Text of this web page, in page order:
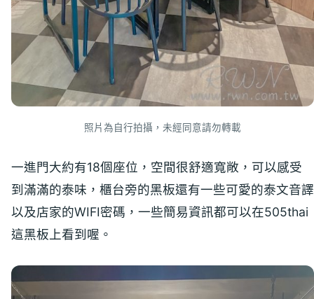
照片為自行拍攝，未經同意請勿轉載
一進門大約有18個座位，空間很舒適寬敞，可以感受
到滿滿的泰味，櫃台旁的黑板還有一些可愛的泰文音譯
以及店家的WIFI密碼，一些簡易資訊都可以在505thai
這黑板上看到喔。